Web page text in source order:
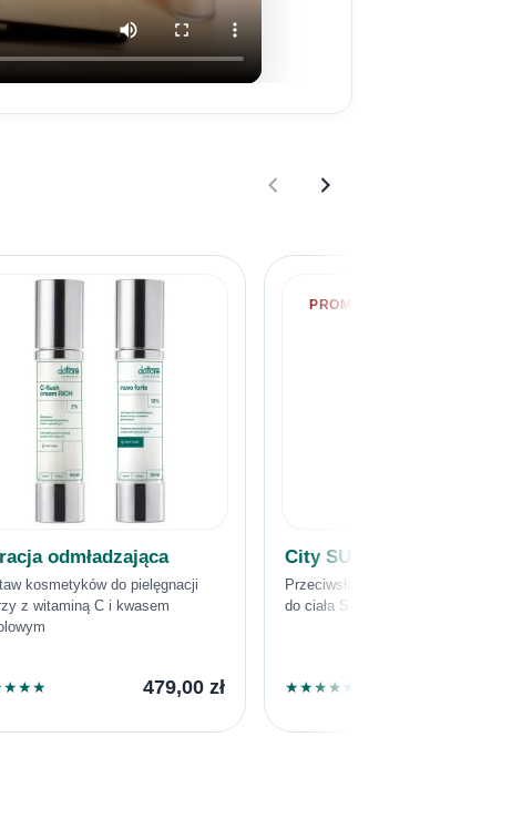
odmładzająca
kosmetyków do pielęgnacji
z witaminą C i kwasem
★★★ 479,00zł
PROMOCJA -30%
City SUN BODY
Przeciwsłoneczne mleczko
do ciała SPF30
★★★★ ★